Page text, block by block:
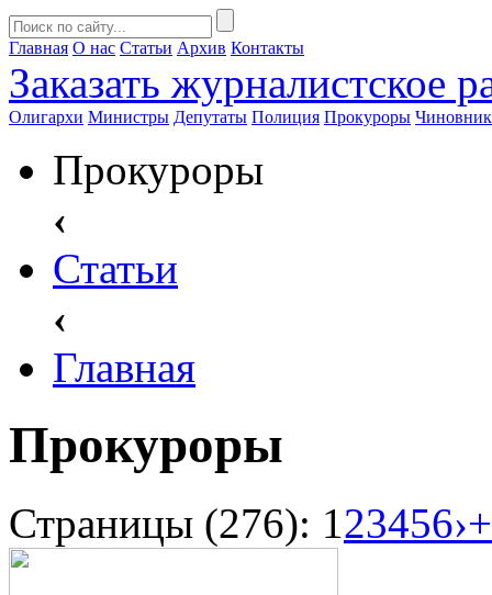
Главная О нас Статьи Архив Контакты
Заказать журналистское
Олигархи Министры Депутаты Полиция Прокуроры
Прокуроры
‹
Статьи
‹
Главная
Прокуроры
Страницы (276): 123456›